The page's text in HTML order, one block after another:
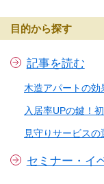
目的から探す
記事を読む
木造アパートの
入居率UPの鍵！
見守りサービスの
セミナー・イ